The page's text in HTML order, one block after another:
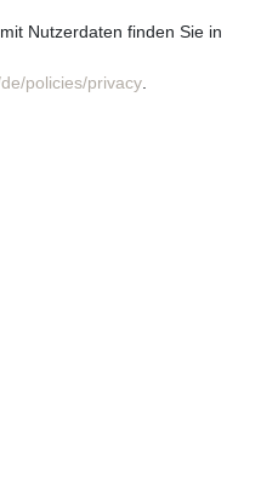
Nutzerdaten finden Sie in
policies/privacy